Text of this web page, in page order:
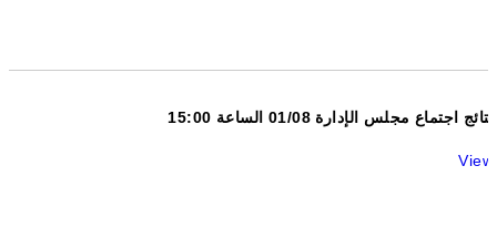
نتائج اجتماع مجلس الإدارة 01/08 الساعة 15:00
View